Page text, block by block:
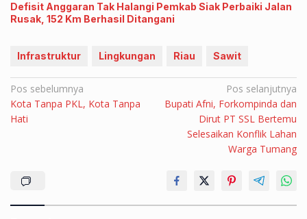
Defisit Anggaran Tak Halangi Pemkab Siak Perbaiki Jalan
Rusak, 152 Km Berhasil Ditangani
Infrastruktur Lingkungan Riau Sawit
Navigasi
pos
Pos sebelumnya
Kota Tanpa PKL, Kota Tanpa
Hati
Pos selanjutnya
Bupati Afni, Forkompinda dan
Dirut PT SSL Bertemu
Selesaikan Konflik Lahan
Warga Tumang